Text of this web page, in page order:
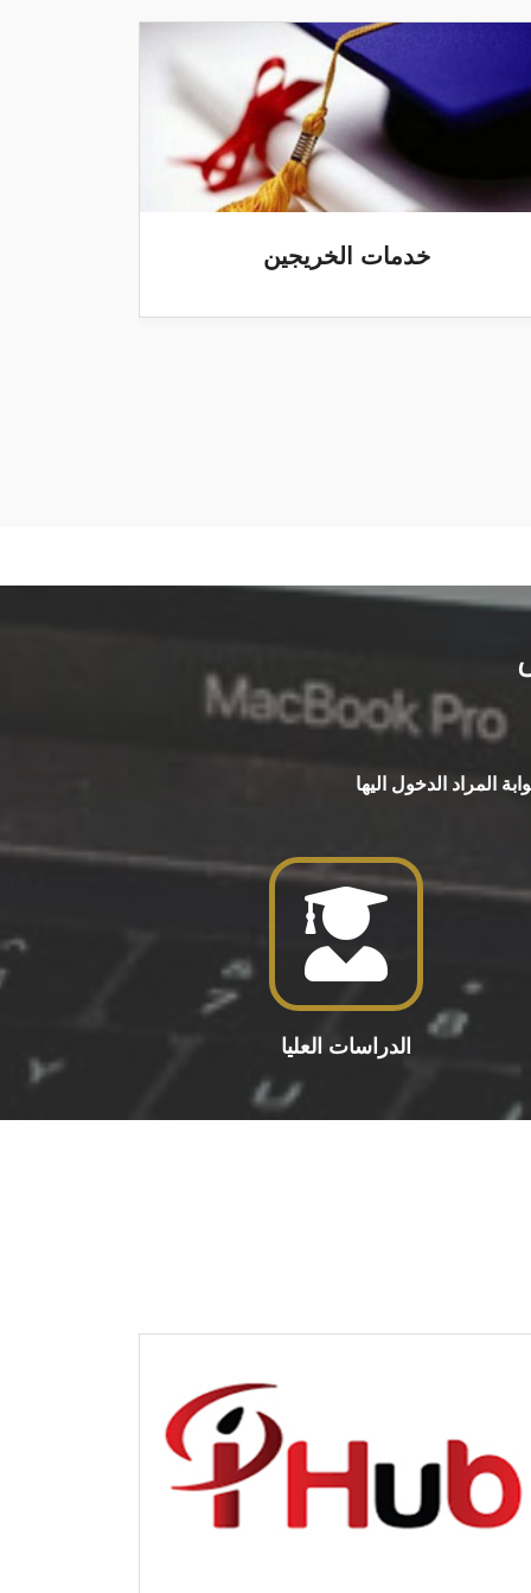
خدمات الخريجين
المراد الدخول اليها
الدراسات العليا